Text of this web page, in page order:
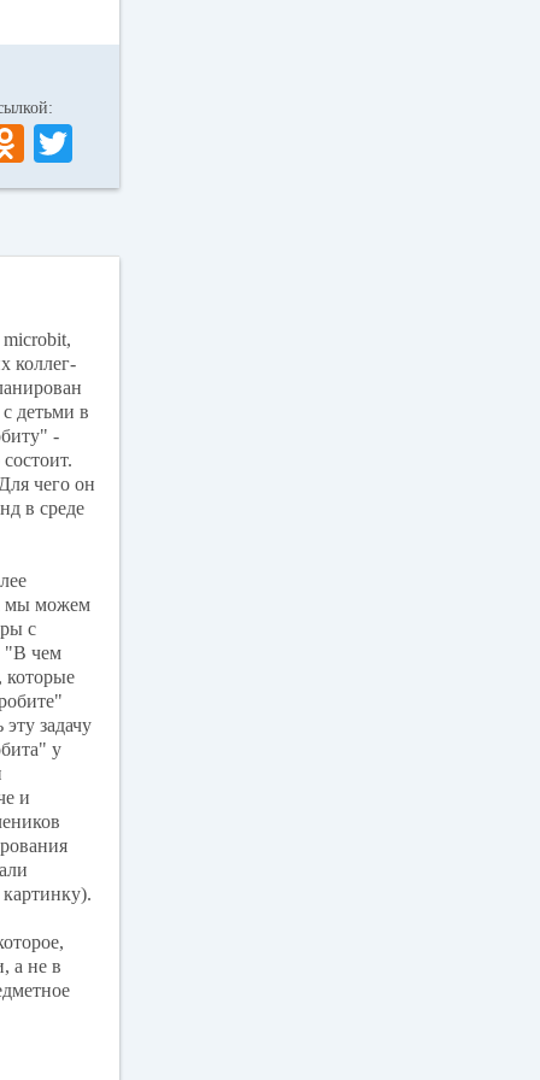
O
dn
la
ni
ki
wi
r
коллег-
детьми в
-
чего он
в среде
мы можем
с
"В чем
которые
задачу
у
и
а не в